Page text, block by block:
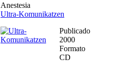
Anestesia
Ultra-Komunikatzen
Publicado
2000
Formato
CD